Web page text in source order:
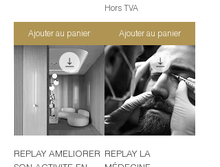
Ajouter au panier
Hors TVA
Ajouter au panier
REPLAY AMELIORER REPLAY LA